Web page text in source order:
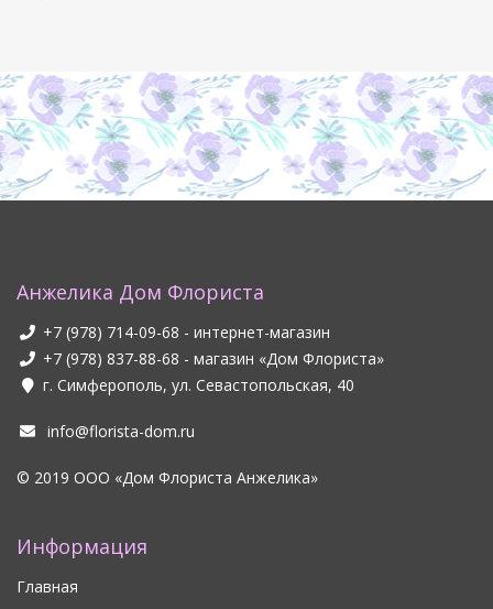
Анжелика Дом Флориста
+7 (978) 714-09-68 - интернет-магазин
+7 (978) 837-88-68 - магазин «Дом Флориста»
г. Симферополь, ул. Севастопольская, 40
info@florista-dom.ru
© 2019 ООО «Дом Флориста Анжелика»
Информация
Главная